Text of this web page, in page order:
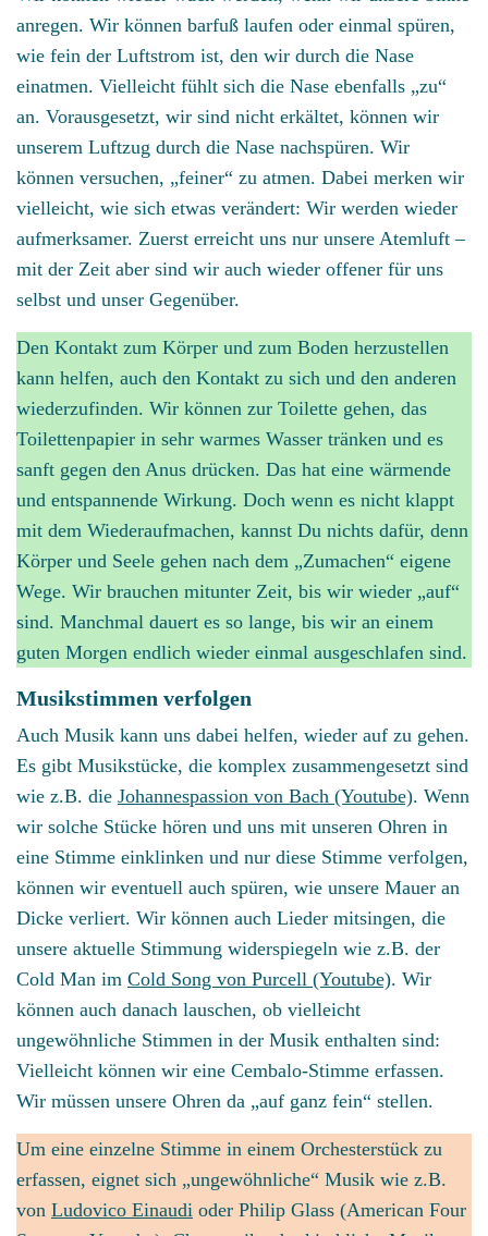
anregen. Wir können barfuß laufen oder einmal spüren,
wie fein der Luftstrom ist, den wir durch die Nase
einatmen. Vielleicht fühlt sich die Nase ebenfalls „zu“
an. Vorausgesetzt, wir sind nicht erkältet, können wir
unserem Luftzug durch die Nase nachspüren. Wir
können versuchen, „feiner“ zu atmen. Dabei merken wir
vielleicht, wie sich etwas verändert: Wir werden wieder
aufmerksamer. Zuerst erreicht uns nur unsere Atemluft –
mit der Zeit aber sind wir auch wieder offener für uns
selbst und unser Gegenüber.
Den Kontakt zum Körper und zum Boden herzustellen
kann helfen, auch den Kontakt zu sich und den anderen
wiederzufinden. Wir können zur Toilette gehen, das
Toilettenpapier in sehr warmes Wasser tränken und es
sanft gegen den Anus drücken. Das hat eine wärmende
und entspannende Wirkung. Doch wenn es nicht klappt
mit dem Wiederaufmachen, kannst Du nichts dafür, denn
Körper und Seele gehen nach dem „Zumachen“ eigene
Wege. Wir brauchen mitunter Zeit, bis wir wieder „auf“
sind. Manchmal dauert es so lange, bis wir an einem
guten Morgen endlich wieder einmal ausgeschlafen sind.
Musikstimmen verfolgen
Auch Musik kann uns dabei helfen, wieder auf zu gehen.
Es gibt Musikstücke, die komplex zusammengesetzt sind
wie z.B. die Johannespassion von Bach (Youtube). Wenn
wir solche Stücke hören und uns mit unseren Ohren in
eine Stimme einklinken und nur diese Stimme verfolgen,
können wir eventuell auch spüren, wie unsere Mauer an
Dicke verliert. Wir können auch Lieder mitsingen, die
unsere aktuelle Stimmung widerspiegeln wie z.B. der
Cold Man im Cold Song von Purcell (Youtube). Wir
können auch danach lauschen, ob vielleicht
ungewöhnliche Stimmen in der Musik enthalten sind:
Vielleicht können wir eine Cembalo-Stimme erfassen.
Wir müssen unsere Ohren da „auf ganz fein“ stellen.
Um eine einzelne Stimme in einem Orchesterstück zu
erfassen, eignet sich „ungewöhnliche“ Musik wie z.B.
von Ludovico Einaudi oder Philip Glass (American Four